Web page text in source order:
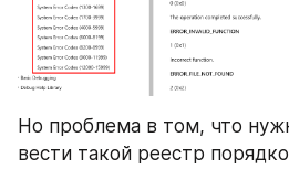
Но проблема в том, что
вести такой реестр